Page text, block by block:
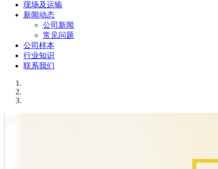
现场及运输
新闻动态
公司新闻
常见问题
公司样本
行业知识
联系我们